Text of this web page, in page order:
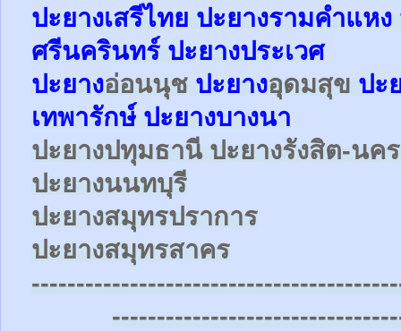
ปะยางเสรีไทย ปะยางรามคำแห
ศรีนครินทร์ ปะยางประเวศ
ปะยางอ่อนนุช ปะยางอุดมสุข ปะ
เทพารักษ์ ปะยางบางนา
ปะยางปทุมธานี ปะยางรังสิต-นค
ปะยางนนทบุรี
ปะยางสมุทรปราการ
ปะยางสมุทรสาคร